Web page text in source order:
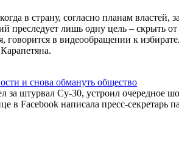
в страну, согласно планам властей,
преследует лишь одну цель – скрыть
в видеообращении к
и снова обмануть общество
штурвал Су-30, устроил очередное
в Facebook написала пресс-секретарь